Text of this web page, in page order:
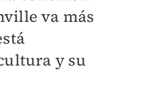
va más
y su